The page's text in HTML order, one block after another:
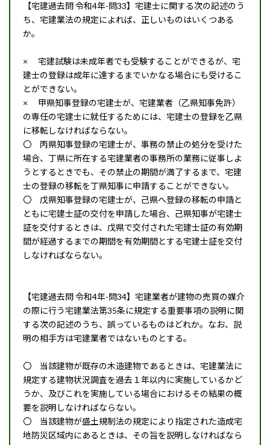
【宅建過去問 令和4年-問33】宅建士に関する次の記述のう
ち、宅建業法の規定によれば、正しいものはいくつある
か。
× 宅建試験は未成年者でも受験することができるが、宅
建士の登録は成年に達するまでいかなる場合にも受けるこ
とができない。
× 甲県知事登録の宅建士が、宅建業者（乙県知事免許）
の専任の宅建士に就任するためには、宅建士の登録を乙県
に移転しなければならない。
〇 丙県知事登録の宅建士が、事務の禁止の処分を受けた
場合、丁県に所在する宅建業者の事務所の業務に従事しよ
うとするときでも、その禁止の期間が満了するまで、宅建
士の登録の移転を丁県知事に申請することができない。
〇 戊県知事登録の宅建士が、己県へ登録の移転の申請と
ともに宅建士証の交付を申請した場合、己県知事が宅建士
証を交付するときは、戊県で交付された宅建士証の有効期
間が経過するまでの期間を有効期間とする宅建士証を交付
しなければならない。
【宅建過去問 令和4年-問34】宅建業者が建物の売買の媒介
の際に行う宅建業法第35条に規定する重要事項の説明に関
する次の記述のうち、誤っているものはどれか。なお、説
明の相手方は宅建業者ではないものとする。
〇 当該建物が既存の木造建物であるときは、宅建業法に
規定する建物状況調査を過去１年以内に実施しているかど
うか、及びこれを実施している場合におけるその結果の概
要を説明しなければならない。
〇 当該建物が盛土規制法の規定により指定された造成宅
地防災区域内にあるときは、その旨を説明しなければなら